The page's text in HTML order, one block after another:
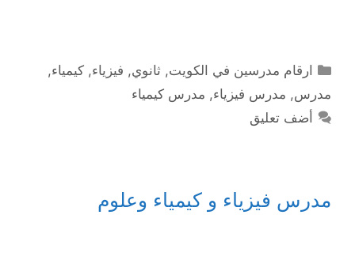
التصنيفات
ارقام مدرسين في الكويت,ثانوي, فيزياء,كيمياء,
مدرس, مدرس فيزياء, مدرس كيمياء
أضف تعليق
مدرس فيزياء و كيمياء وعلوم